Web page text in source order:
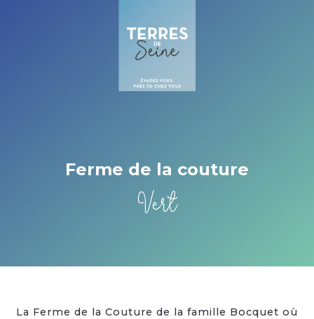
Ferme de la couture
Vert
La Ferme de la Couture de la famille Bocquet où